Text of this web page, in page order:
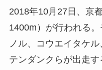
2018年10月27日、京
1400m）が行われる
ノル、コウエイタケ
テンダンクらが出走